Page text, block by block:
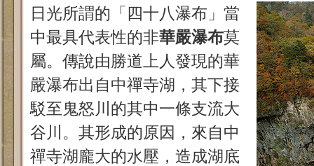
日光所謂的「四十八瀑布」當
中最具代表性的非華嚴瀑布莫
屬。傳說由勝道上人發現的華
嚴瀑布出自中禪寺湖，其下接
駁至鬼怒川的其中一條支流大
谷川。其形成的原因，來自中
禪寺湖龐大的水壓，造成湖底